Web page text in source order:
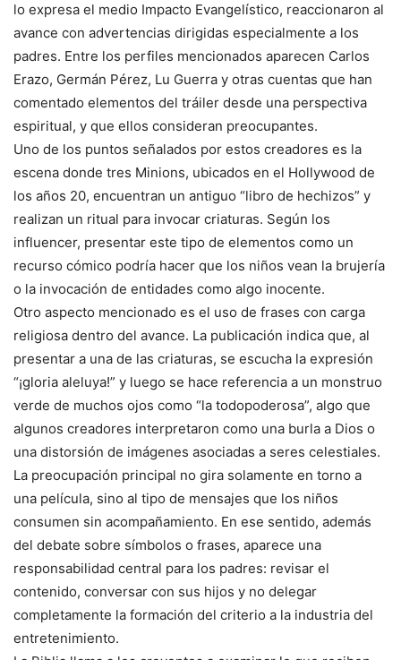
lo expresa el medio Impacto Evangelístico, reaccionaron al
avance con advertencias dirigidas especialmente a los
padres. Entre los perfiles mencionados aparecen Carlos
Erazo, Germán Pérez, Lu Guerra y otras cuentas que han
comentado elementos del tráiler desde una perspectiva
espiritual, y que ellos consideran preocupantes.
Uno de los puntos señalados por estos creadores es la
escena donde tres Minions, ubicados en el Hollywood de
los años 20, encuentran un antiguo “libro de hechizos” y
realizan un ritual para invocar criaturas. Según los
influencer, presentar este tipo de elementos como un
recurso cómico podría hacer que los niños vean la brujería
o la invocación de entidades como algo inocente.
Otro aspecto mencionado es el uso de frases con carga
religiosa dentro del avance. La publicación indica que, al
presentar a una de las criaturas, se escucha la expresión
“¡gloria aleluya!” y luego se hace referencia a un monstruo
verde de muchos ojos como “la todopoderosa”, algo que
algunos creadores interpretaron como una burla a Dios o
una distorsión de imágenes asociadas a seres celestiales.
La preocupación principal no gira solamente en torno a
una película, sino al tipo de mensajes que los niños
consumen sin acompañamiento. En ese sentido, además
del debate sobre símbolos o frases, aparece una
responsabilidad central para los padres: revisar el
contenido, conversar con sus hijos y no delegar
completamente la formación del criterio a la industria del
entretenimiento.